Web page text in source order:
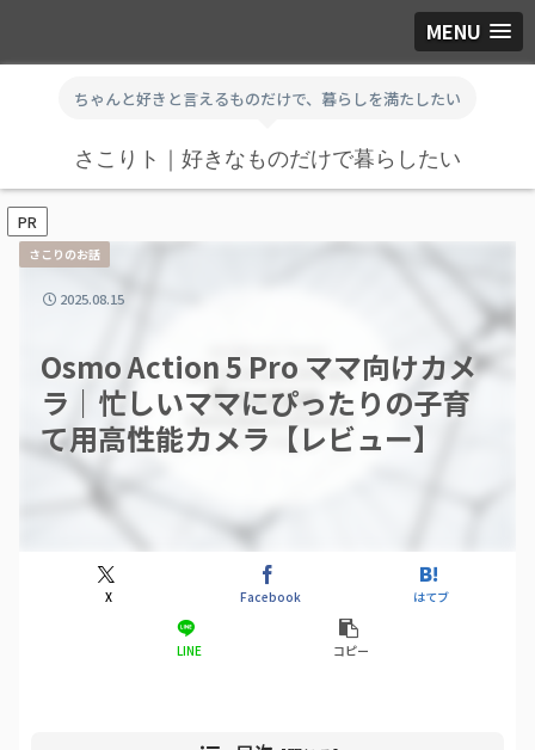
MENU
ちゃんと好きと言えるものだけで、暮らしを満たしたい
さこりト｜好きなものだけで暮らしたい
PR
Osmo Action 5 Pro ママ向けカメ
ラ｜忙しいママにぴったりの子育
て用高性能カメラ【レビュー】
さこりのお話
X Facebook はてブ
LINE コピー
2025.08.15